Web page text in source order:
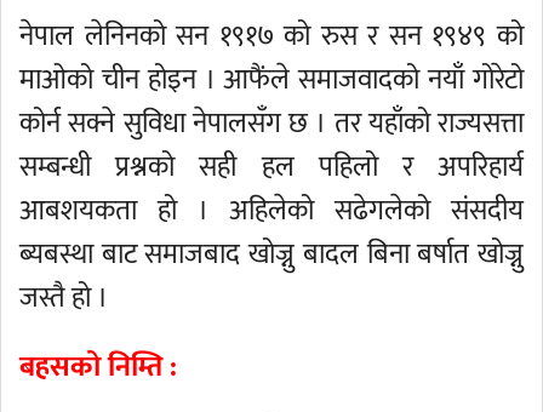
नेपाल लेनिनको सन १९१७ को रुस र सन १९४९ को
माओको चीन होइन । आफैंले समाजवादको नयाँ गोरेटो
कोर्न सक्ने सुविधा नेपालसँग छ । तर यहाँको राज्यसत्ता
सम्बन्धी प्रश्नको सही हल पहिलो र अपरिहार्य
आबशयकता हो । अहिलेको सढेगलेको संसदीय
ब्यबस्था बाट समाजबाद खोज्नु बादल बिना बर्षात खोज्नु
जस्तै हो ।
बहसको निम्ति :